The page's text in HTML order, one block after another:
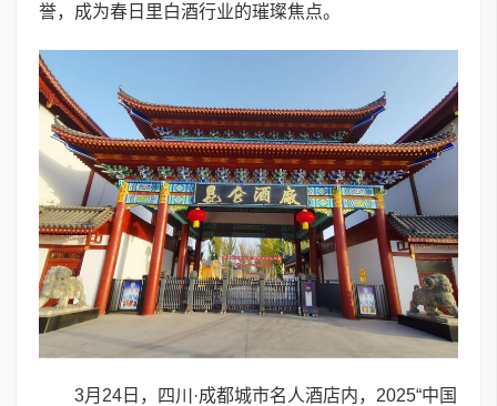
誉，成为春日里白酒行业的璀璨焦点。
3月24日，四川·成都城市名人酒店内，2025“中国